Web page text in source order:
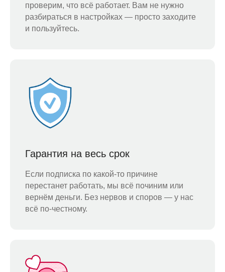
проверим, что всё работает. Вам не нужно
разбираться в настройках — просто заходите
и пользуйтесь.
Гарантия на весь срок
Если подписка по какой-то причине
перестанет работать, мы всё починим или
вернём деньги. Без нервов и споров — у нас
всё по-честному.